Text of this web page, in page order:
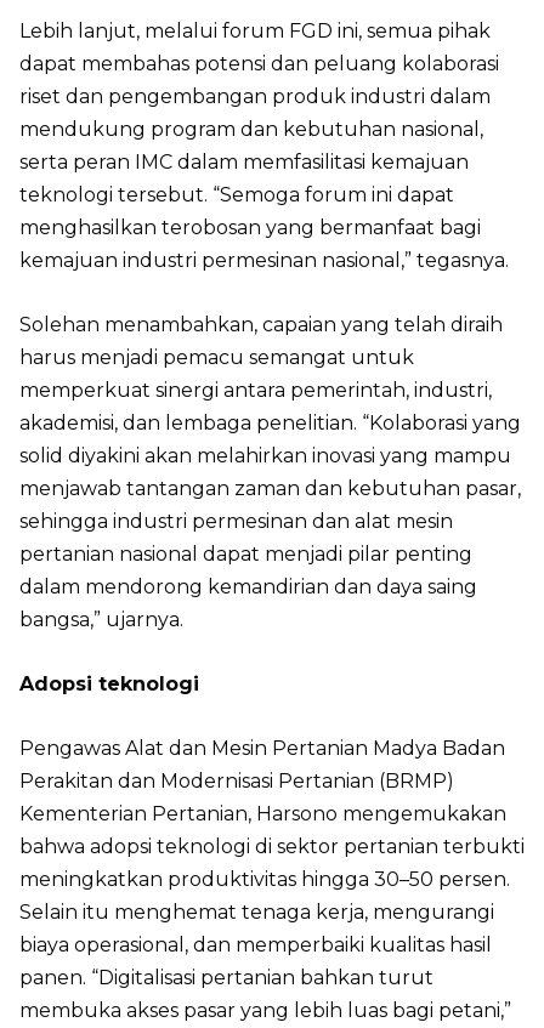
Lebih lanjut, melalui forum FGD ini, semua pihak
dapat membahas potensi dan peluang kolaborasi
riset dan pengembangan produk industri dalam
mendukung program dan kebutuhan nasional,
serta peran IMC dalam memfasilitasi kemajuan
teknologi tersebut. “Semoga forum ini dapat
menghasilkan terobosan yang bermanfaat bagi
kemajuan industri permesinan nasional,” tegasnya.
Solehan menambahkan, capaian yang telah diraih
harus menjadi pemacu semangat untuk
memperkuat sinergi antara pemerintah, industri,
akademisi, dan lembaga penelitian. “Kolaborasi yang
solid diyakini akan melahirkan inovasi yang mampu
menjawab tantangan zaman dan kebutuhan pasar,
sehingga industri permesinan dan alat mesin
pertanian nasional dapat menjadi pilar penting
dalam mendorong kemandirian dan daya saing
bangsa,” ujarnya.
Adopsi teknologi
Pengawas Alat dan Mesin Pertanian Madya Badan
Perakitan dan Modernisasi Pertanian (BRMP)
Kementerian Pertanian, Harsono mengemukakan
bahwa adopsi teknologi di sektor pertanian terbukti
meningkatkan produktivitas hingga 30–50 persen.
Selain itu menghemat tenaga kerja, mengurangi
biaya operasional, dan memperbaiki kualitas hasil
panen. “Digitalisasi pertanian bahkan turut
membuka akses pasar yang lebih luas bagi petani,”